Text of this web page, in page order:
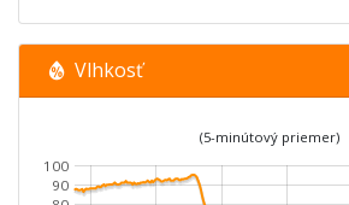
Vlhkosť
(5-minútový priemer)
90
100